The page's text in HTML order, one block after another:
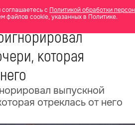
с Политикой обработки
файлов cookie, указанных в Политике.
звездах новости
которая
выпускной
отреклась от него